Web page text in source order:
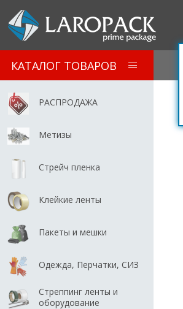
КАТАЛОГ ТОВАРОВ
РАСПРОДАЖА
Метизы
Стрейч пленка
Клейкие ленты
Пакеты и мешки
Одежда, Перчатки, СИЗ
Стреппинг ленты и
оборудование